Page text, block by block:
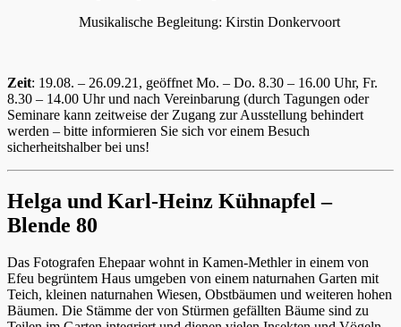
Musikalische Begleitung: Kirstin Donkervoort
Zeit: 19.08. – 26.09.21, geöffnet Mo. – Do. 8.30 – 16.00 Uhr, Fr.
8.30 – 14.00 Uhr und nach Vereinbarung (durch Tagungen oder
Seminare kann zeitweise der Zugang zur Ausstellung behindert
werden – bitte informieren Sie sich vor einem Besuch
sicherheitshalber bei uns!
Helga und Karl-Heinz Kühnapfel –
Blende 80
Das Fotografen Ehepaar wohnt in Kamen-Methler in einem von
Efeu begrüntem Haus umgeben von einem naturnahen Garten mit
Teich, kleinen naturnahen Wiesen, Obstbäumen und weiteren hohen
Bäumen. Die Stämme der von Stürmen gefällten Bäume sind zu